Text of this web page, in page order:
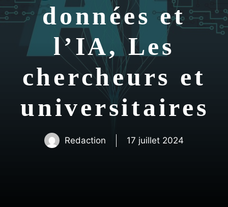
données et
l’IA, Les
chercheurs et
universitaires
Redaction 17 juillet 2024